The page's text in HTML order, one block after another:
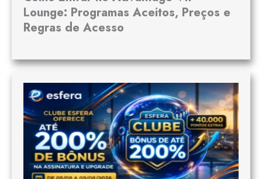
Lounge: Programas Aceitos, Preços e
Regras de Acesso